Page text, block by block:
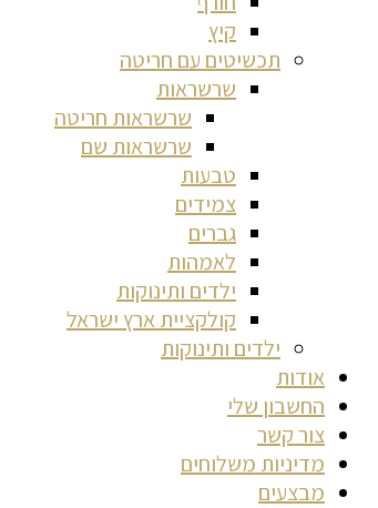
קיץ
תכשיטים עם חריטה
שרשראות
שרשראות חריטה
שרשראות שם
טבעות
צמידים
גברים
לאמהות
ילדים ותינוקות
קולקציית ארץ ישראל
ילדים ותינוקות
אודות
החשבון שלי
צור קשר
מדיניות משלוחים
מבצעים